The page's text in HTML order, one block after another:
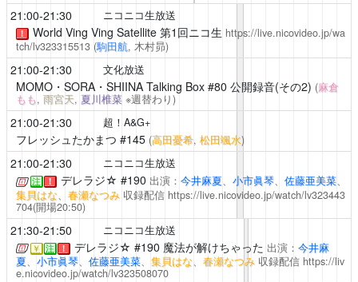
21:00-21:30 ニコニコ生放送
！ World Ving Ving Satellite第1回ニコ生 https://live.nicovideo.jp/wa
tch/lv323315513 (駒田航, 木村昴)
21:00-21:30 文化放送
MOMO・SORA・SHIINA Talking Box#80 公開録音(その2) (麻倉
もも, 雨宮天, 夏川椎菜※週替わり)
21:00-21:30 超！A&G+
フレッシュたかまつ #145 (高田憂希, 松田颯水)
21:00-21:30 ニコニコ生放送
注 ！ デレラジ☆ #190 出演： 今井麻夏、 小市眞琴、 佐藤亜美菜、
集貝はな、 春瀬なつみ 収録配信 https://live.nicovideo.jp/watch/lv323443
704(開場20:50)
21:30-21:50 ニコニコ生放送
￥ 注 ！ デレラジ☆ #190 魔法が解けちゃった 出演： 今井麻
夏、 小市眞琴、 佐藤亜美菜、 集貝はな、 春瀬なつみ 収録配信 https://liv
e.nicovideo.jp/watch/lv323508070